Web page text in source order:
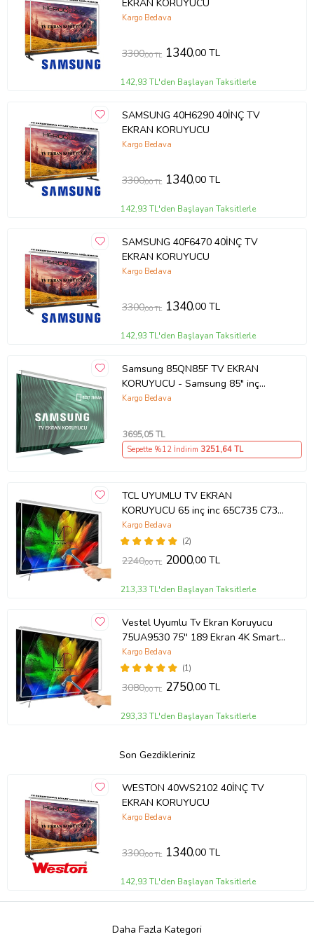
EKRAN KORUYUCU
Kargo Bedava
3300,00 TL 1340,00 TL
142,93 TL'den Başlayan Taksitlerle
SAMSUNG 40H6290 40İNÇ TV
EKRAN KORUYUCU
Kargo Bedava
3300,00 TL 1340,00 TL
142,93 TL'den Başlayan Taksitlerle
SAMSUNG 40F6470 40İNÇ TV
EKRAN KORUYUCU
Kargo Bedava
3300,00 TL 1340,00 TL
142,93 TL'den Başlayan Taksitlerle
Samsung 85QN85F TV EKRAN
KORUYUCU - Samsung 85" inç
214cm 216 Ekran Tv ekran Koruyucu
Kargo Bedava
3695,05 TL
Sepette %12 İndirim 3251,64 TL
TCL UYUMLU TV EKRAN
KORUYUCU 65 inç inc 65C735 C735
TCL QLED 4K TV
(2)
Kargo Bedava
2240,00 TL 2000,00 TL
213,33 TL'den Başlayan Taksitlerle
Vestel Uyumlu Tv Ekran Koruyucu
75UA9530 75'' 189 Ekran 4K Smart
Android TV
(1)
Kargo Bedava
3080,00 TL 2750,00 TL
293,33 TL'den Başlayan Taksitlerle
Son Gezdikleriniz
WESTON 40WS2102 40İNÇ TV
EKRAN KORUYUCU
Kargo Bedava
3300,00 TL 1340,00 TL
142,93 TL'den Başlayan Taksitlerle
Daha Fazla Kategori